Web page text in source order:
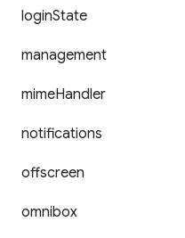
loginState
management
mimeHandler
notifications
offscreen
omnibox